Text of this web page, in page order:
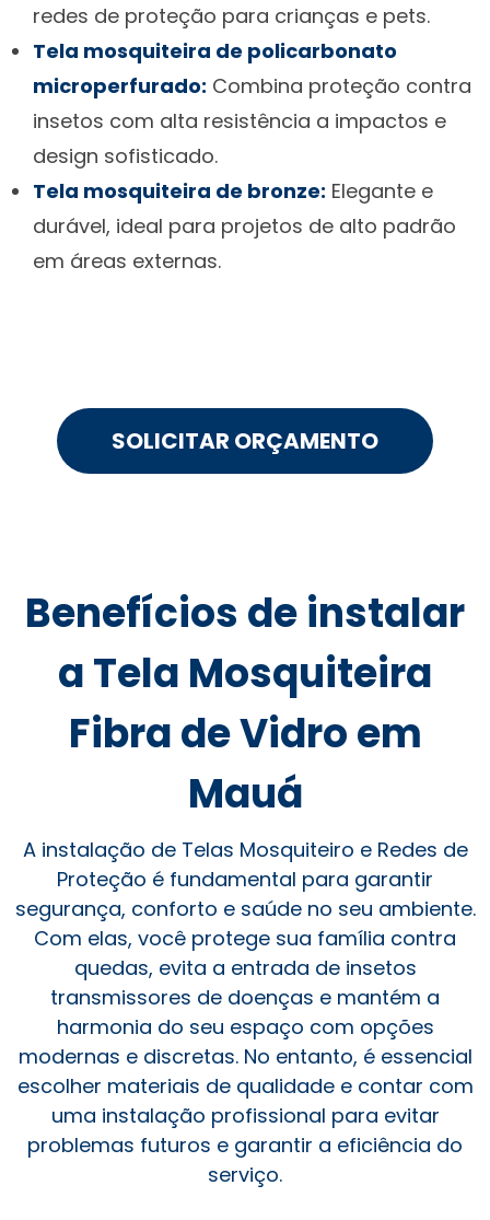
redes de proteção para crianças e pets.
Tela mosquiteira de policarbonato
microperfurado: Combina proteção contra
insetos com alta resistência a impactos e
design sofisticado.
Tela mosquiteira de bronze: Elegante e
durável, ideal para projetos de alto padrão
em áreas externas.
SOLICITAR ORÇAMENTO
Benefícios de instalar
a Tela Mosquiteira
Fibra de Vidro em
Mauá
A instalação de Telas Mosquiteiro e Redes de
Proteção é fundamental para garantir
segurança, conforto e saúde no seu ambiente.
Com elas, você protege sua família contra
quedas, evita a entrada de insetos
transmissores de doenças e mantém a
harmonia do seu espaço com opções
modernas e discretas. No entanto, é essencial
escolher materiais de qualidade e contar com
uma instalação profissional para evitar
problemas futuros e garantir a eficiência do
serviço.